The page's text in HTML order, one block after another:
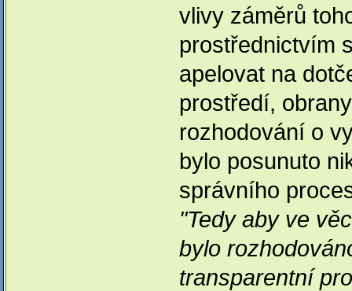
vlivy záměrů
prostřednictvím
apelovat na
prostředí,
rozhodování o
bylo posunuto
správního
"Tedy aby ve
bylo
transparentní